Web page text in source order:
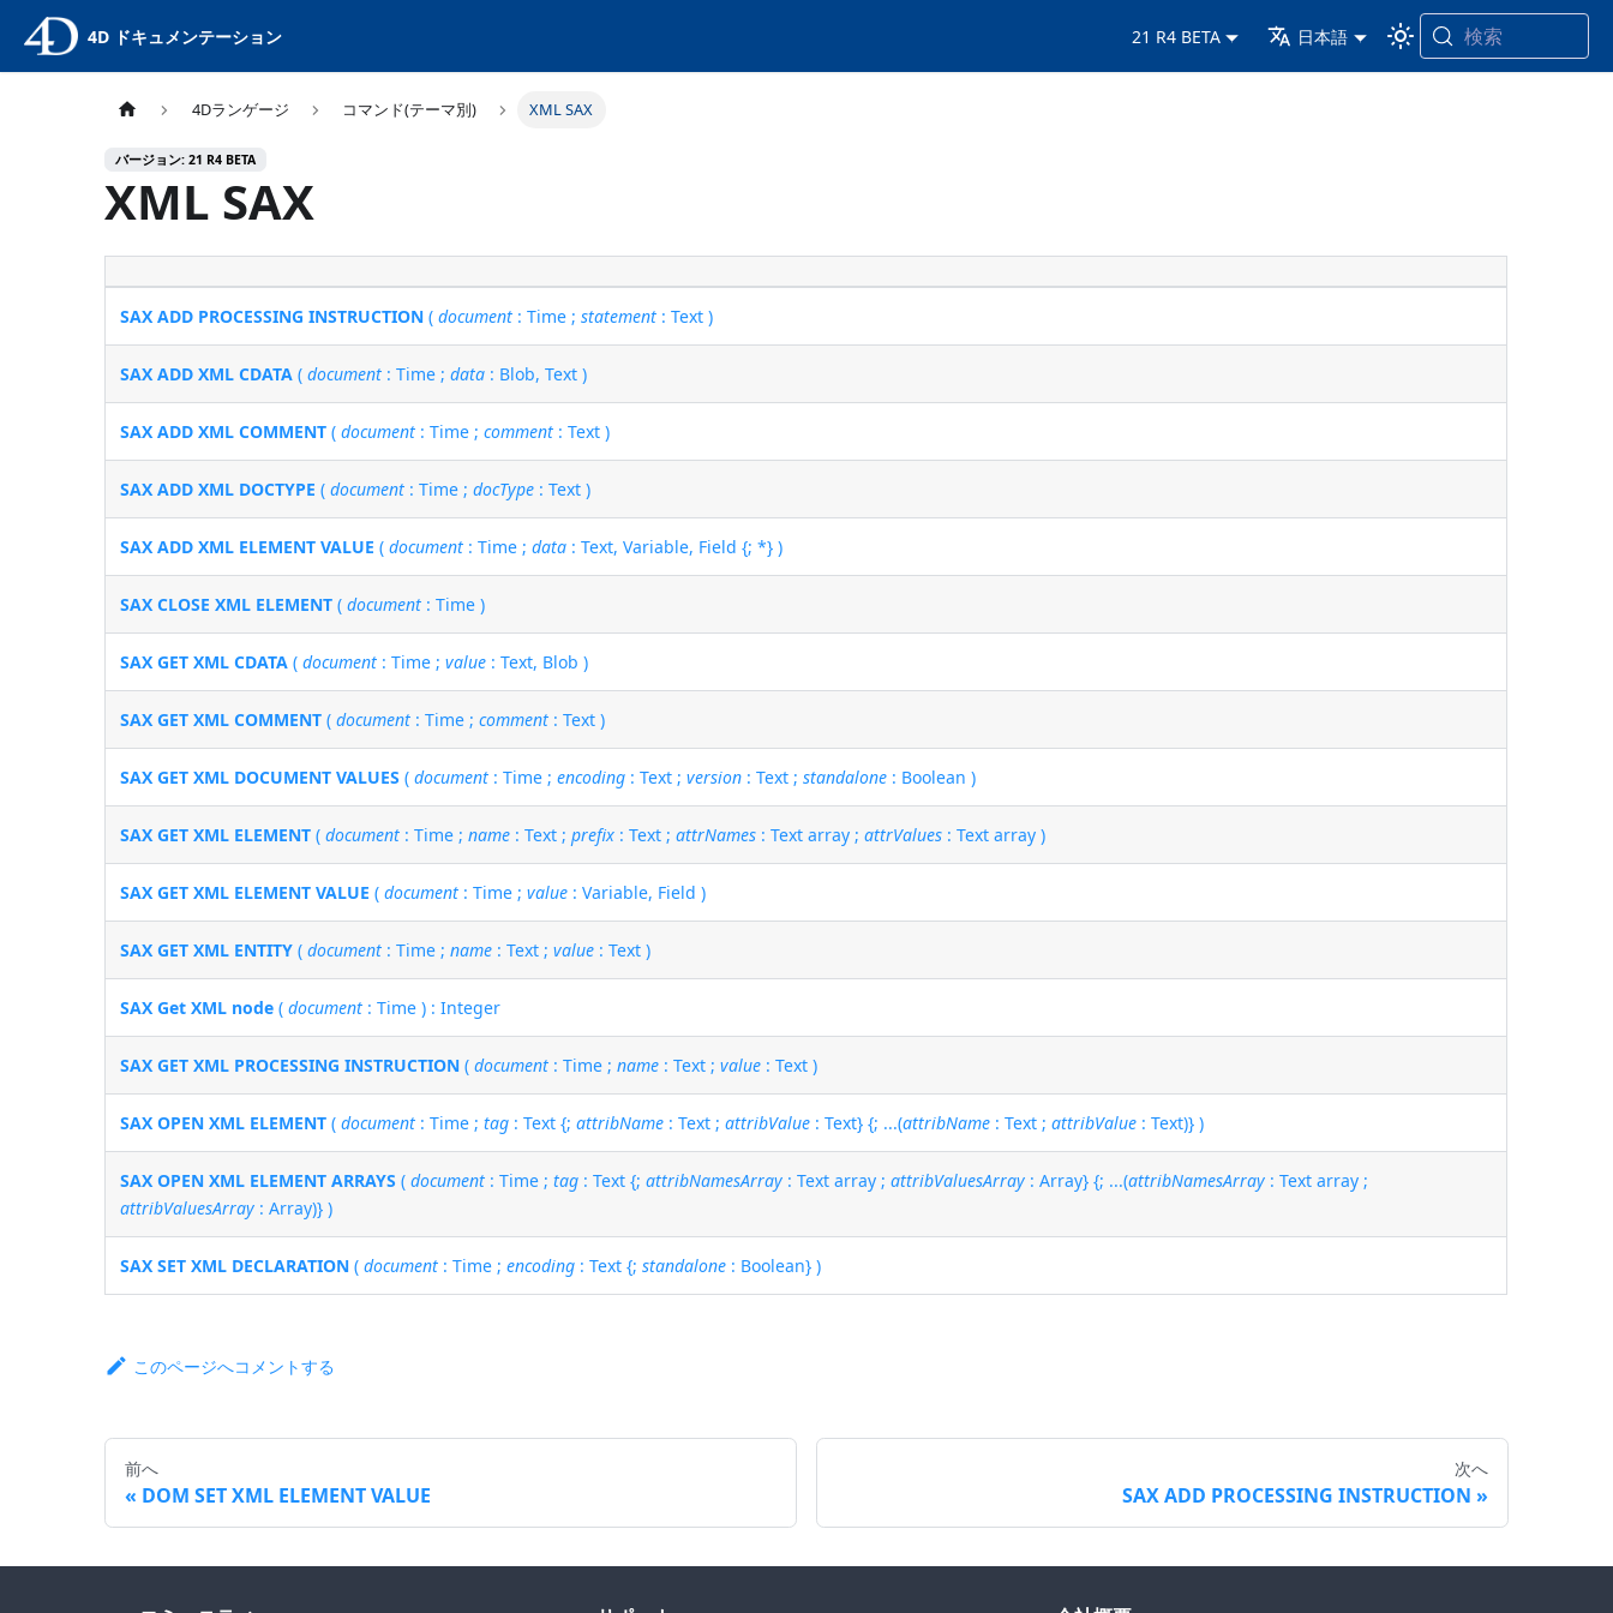
4D ドキュメンテーション 21 R4 BETA 日本語 検索
4Dランゲージ コマンド(テーマ別) XML SAX
バージョン: 21 R4 BETA
XML SAX
SAX ADD PROCESSING INSTRUCTION (document : Time ;statement : Text )
SAX ADD XML CDATA (document : Time ;data : Blob, Text )
SAX ADD XML COMMENT (document : Time ;comment : Text )
SAX ADD XML DOCTYPE (document : Time ;docType : Text )
SAX ADD XML ELEMENT VALUE (document : Time ;data : Text, Variable, Field {; *} )
SAX CLOSE XML ELEMENT (document : Time )
SAX GET XML CDATA (document : Time ;value : Text, Blob )
SAX GET XML COMMENT (document : Time ;comment : Text )
SAX GET XML DOCUMENT VALUES (document : Time ;encoding : Text ;version : Text ;standalone : Boolean )
SAX GET XML ELEMENT (document : Time ;name : Text ;prefix : Text ;attrNames : Text array ;attrValues : Text array )
SAX GET XML ELEMENT VALUE (document : Time ;value : Variable, Field )
SAX GET XML ENTITY (document : Time ;name : Text ;value : Text )
SAX Get XML node (document : Time ) : Integer
SAX GET XML PROCESSING INSTRUCTION (document : Time ;name : Text ;value : Text )
SAX OPEN XML ELEMENT (document : Time ;tag : Text {;attribName : Text ;attribValue : Text} {; ...(attribName : Text ;attribValue : Text)} )
SAX OPEN XML ELEMENT ARRAYS (document : Time ;tag : Text {;attribNamesArray : Text array ;attribValuesArray : Array} {; ...(attribNamesArray : Text array ;
attribValuesArray : Array)} )
SAX SET XML DECLARATION (document : Time ;encoding : Text {;standalone : Boolean} )
このページへコメントする
前へ
DOM SET XML ELEMENT VALUE
次へ
SAX ADD PROCESSING INSTRUCTION